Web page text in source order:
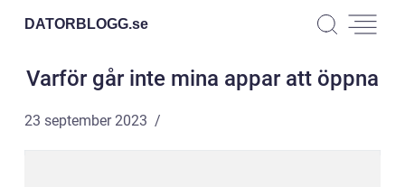
DATORBLOGG.se
Varför går inte mina appar att öppna
23 september 2023